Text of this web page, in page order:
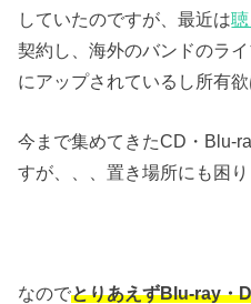
していたのですが、最近は
契約し、海外のバンドのラ
にアップされているし所有
今まで集めてきたCD・Blu-
すが、、、置き場所にも困
なのでとりあえずBlu-ray・